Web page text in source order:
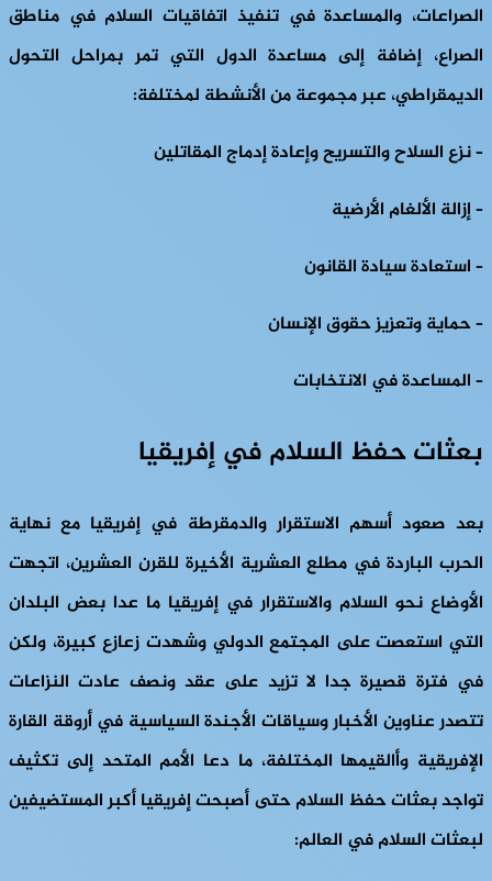
الصراعات، والمساعدة في تنفيذ اتفاقيات السلام في مناطق
الصراع، إضافة إلى مساعدة الدول التي تمر بمراحل التحول
الديمقراطي، عبر مجموعة من الأنشطة لمختلفة:
– نزع السلاح والتسريح وإعادة إدماج المقاتلين
– إزالة الألغام الأرضية
– استعادة سيادة القانون
– حماية وتعزيز حقوق الإنسان
– المساعدة في الانتخابات
بعثات حفظ السلام في إفريقيا
بعد صعود أسهم الاستقرار والدمقرطة في إفريقيا مع نهاية
الحرب الباردة في مطلع العشرية الأخيرة للقرن العشرين، اتجهت
الأوضاع نحو السلام والاستقرار في إفريقيا ما عدا بعض البلدان
التي استعصت على المجتمع الدولي وشهدت زعازع كبيرة، ولكن
في فترة قصيرة جدا لا تزيد على عقد ونصف عادت النزاعات
تتصدر عناوين الأخبار وسياقات الأجندة السياسية في أروقة القارة
الإفريقية وأالقيمها المختلفة، ما دعا الأمم المتحد إلى تكثيف
تواجد بعثات حفظ السلام حتى أصبحت إفريقيا أكبر المستضيفين
لبعثات السلام في العالم: